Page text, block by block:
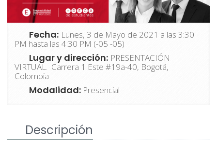
Fecha: Lunes, 3 de Mayo de 2021 a las 3:30
PM hasta las 4:30 PM (-05 -05)
Lugar y dirección: PRESENTACIÓN
VIRTUAL. Carrera 1 Este #19a-40, Bogotá,
Colombia
Modalidad: Presencial
Descripción